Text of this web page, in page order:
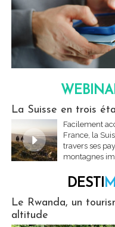
La Suisse en trois
Facilement
France, la
travers ses
montagnes
DESTI
Le Rwanda, un
altitude